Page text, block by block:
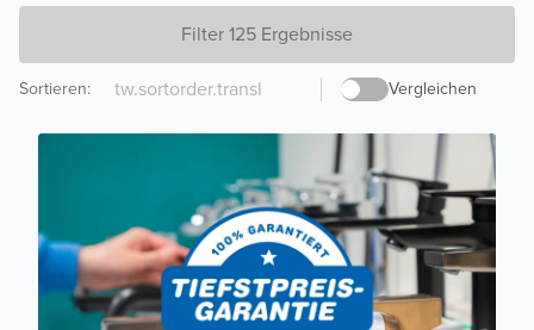
Filter 125 Ergebnisse
Vergleichen
Sortieren: